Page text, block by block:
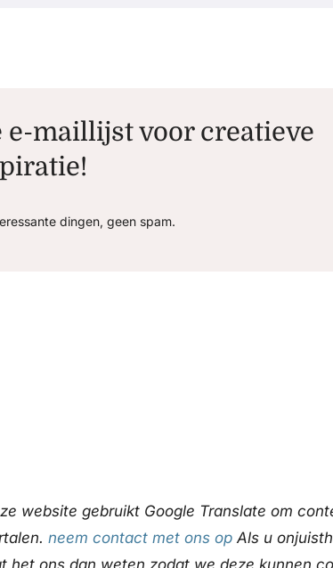
e-maillijst voor creatieve
dingen, geen spam.
website gebruikt Google Translate om
neem contact met ons op Als u